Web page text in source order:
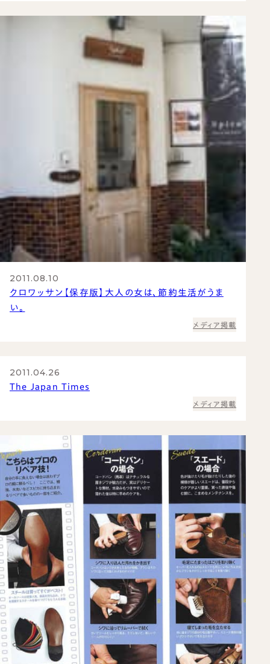
2011.08.10
クロワッサン【保存版】大人の女は、節約生活がうま
い。
メディア掲載
2011.04.26
The Japan Times
メディア掲載